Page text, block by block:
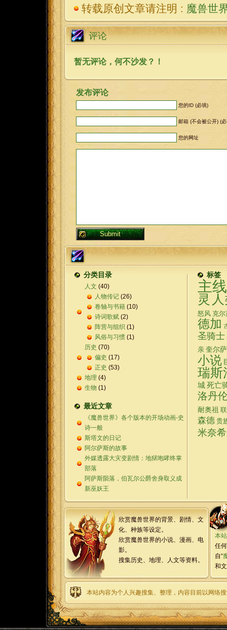
转载原创文章请注明 : 魔兽世
评论
暂无评论，何不沙发？！
发布评论
您的ID (必填)
邮箱 (不会被公开) (
您的网址
分类目录
人文 (40)
人物传记 (26)
卷轴与书籍 (10)
诗词歌赋 (2)
阵营与组织 (1)
风俗与习惯 (1)
历史 (70)
偏史 (17)
正史 (53)
地理 (4)
生物 (1)
最近文章
《魔兽世界》各个版本的开场动画-史
诗一般
斯塔文的日记
阿尔萨斯的故事
外媒透露大灾变剧情：地狱咆哮终掌
部落
阿萨斯陨落，伯瓦尔公爵舍身取义成
新巫妖王
标签
主
灵
怒风 克
德加
圣骑士
亲 奎尔
小说
瑞斯
城死亡
洛丹
耐奥祖
森德 贵
米奈
欣赏魔兽世界的背景、剧情、文
化、种族等设定。
欣赏魔兽世界的小说、漫画、电
影。
搜集历史、地理、人文等资料。
本站
任
自“
和
本站内容为个人兴趣搜集、整理，内容目前以网络